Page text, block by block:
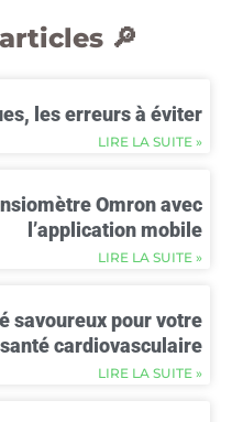
🔎
les erreurs à éviter
LIRE LA SUITE »
Omron avec
l’application mobile
LIRE LA SUITE »
savoureux pour votre
santé cardiovasculaire
LIRE LA SUITE »